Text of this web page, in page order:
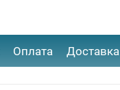
Оплата Доставка